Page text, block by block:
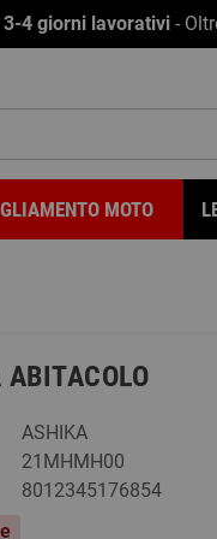
3-4 giorni lavorativi -
MOTO
ABITACOLO
ASHIKA
21MHMH00
8012345176854